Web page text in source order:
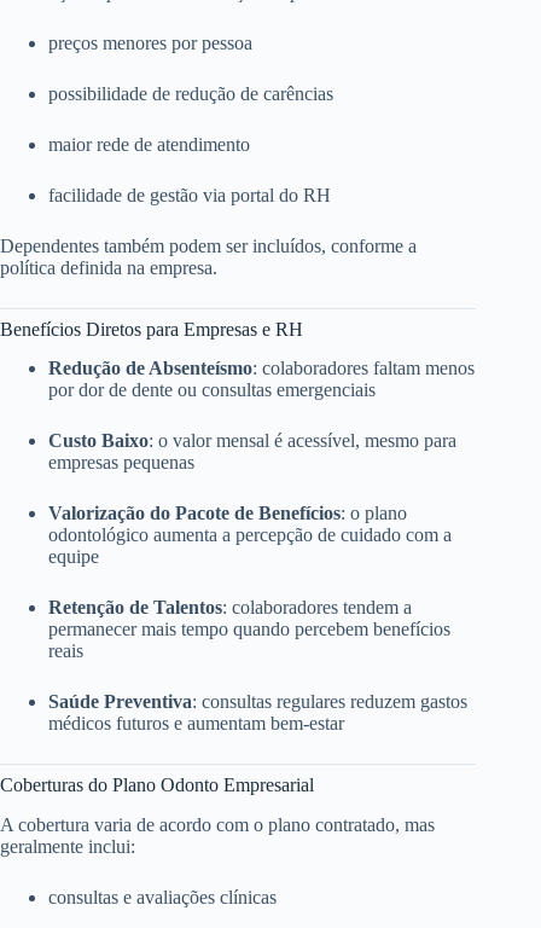
preços menores por pessoa
possibilidade de redução de carências
maior rede de atendimento
facilidade de gestão via portal do RH
Dependentes também podem ser incluídos, conforme a
política definida na empresa.
Benefícios Diretos para Empresas e RH
Redução de Absenteísmo: colaboradores faltam menos
por dor de dente ou consultas emergenciais
Custo Baixo: o valor mensal é acessível, mesmo para
empresas pequenas
Valorização do Pacote de Benefícios: o plano
odontológico aumenta a percepção de cuidado com a
equipe
Retenção de Talentos: colaboradores tendem a
permanecer mais tempo quando percebem benefícios
reais
Saúde Preventiva: consultas regulares reduzem gastos
médicos futuros e aumentam bem-estar
Coberturas do Plano Odonto Empresarial
A cobertura varia de acordo com o plano contratado, mas
geralmente inclui:
consultas e avaliações clínicas